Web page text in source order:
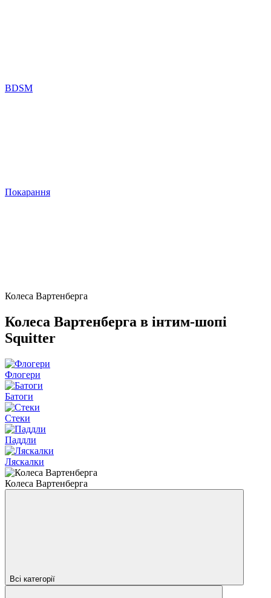
BDSM
Покарання
Колеса Вартенберга
Колеса Вартенберга в інтим-шопі
Squitter
Флогери
Батоги
Стеки
Паддли
Ляскалки
Колеса Вартенберга
Всі категорії